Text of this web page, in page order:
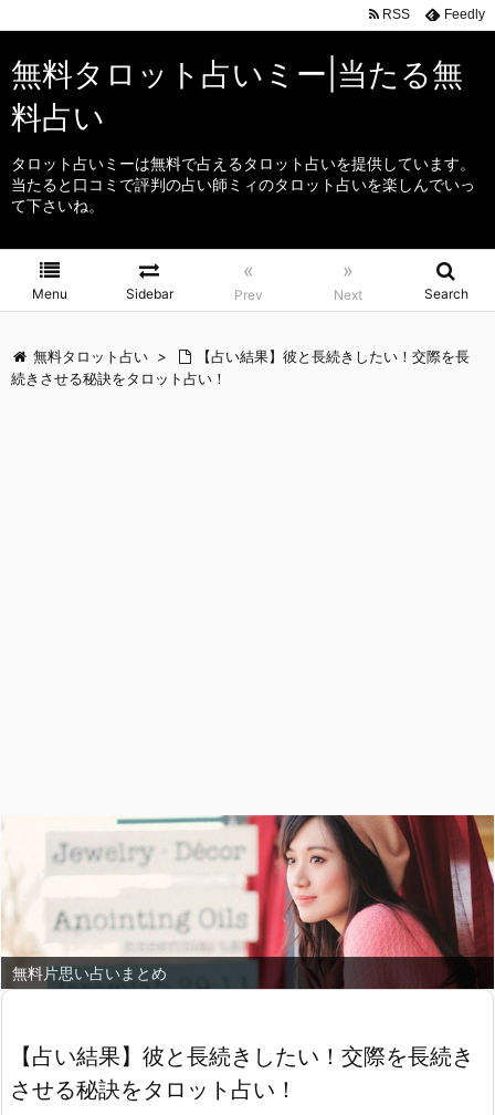
無料タロット占いミー|当たる無
料占い
タロット占いミーは無料で占えるタロット占いを提供しています。
当たると口コミで評判の占い師ミィのタロット占いを楽しんでいっ
て下さいね。
Menu Sidebar
«
Prev
»
Next Search
RSS Feedly
無料タロット占い >
【占い結果】彼と長続きしたい！交際を長
続きさせる秘訣をタロット占い！
無料片思い占いまとめ
【占い結果】彼と長続きしたい！交際を長続き
させる秘訣をタロット占い！